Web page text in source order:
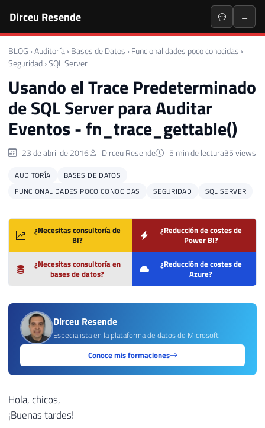
Dirceu Resende
BLOG ›Auditoría › Bases de Datos › Funcionalidades poco conocidas ›
Seguridad ›SQL Server
Usando el Trace Predeterminado
de SQL Server para Auditar
Eventos - fn_trace_gettable()
23 de abril de 2016 Dirceu Resende 5 min de lectura35 views
AUDITORÍA
BASES DE DATOS
FUNCIONALIDADES POCO CONOCIDAS
SEGURIDAD SQL SERVER
¿Necesitas consultoría de
BI?
¿Reducción de costes de
Power BI?
¿Necesitas consultoría en
bases de datos?
¿Reducción de costes de
Azure?
Dirceu Resende
Especialista en la plataforma de datos de Microsoft
Conoce mis formaciones
Hola, chicos,
¡Buenas tardes!